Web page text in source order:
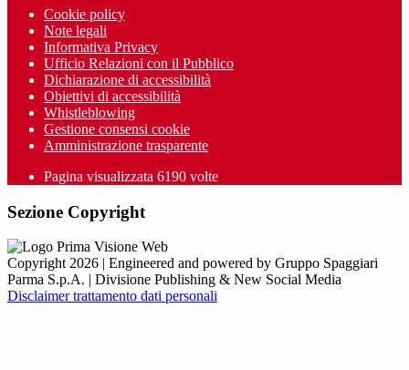
Cookie policy
Note legali
Informativa Privacy
Ufficio Relazioni con il Pubblico
Dichiarazione di accessibilità
Obiettivi di accessibilità
Whistleblowing
Gestione consensi cookie
Amministrazione trasparente
Pagina visualizzata 6190 volte
Sezione Copyright
Copyright 2026 | Engineered and powered by Gruppo Spaggiari
Parma S.p.A. | Divisione Publishing & New Social Media
Disclaimer trattamento dati personali